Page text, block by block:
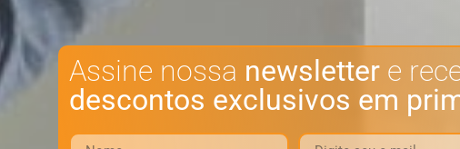
Assine nossa newsletter e
descontos exclusivos em